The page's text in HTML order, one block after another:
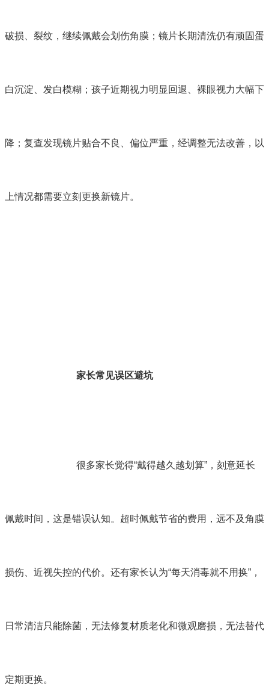
破损、裂纹，继续佩戴会划伤角膜；镜片长期清洗仍有顽固蛋
白沉淀、发白模糊；孩子近期视力明显回退、裸眼视力大幅下
降；复查发现镜片贴合不良、偏位严重，经调整无法改善，以
上情况都需要立刻更换新镜片。
家长常见误区避坑
很多家长觉得“戴得越久越划算”，刻意延长
佩戴时间，这是错误认知。超时佩戴节省的费用，远不及角膜
损伤、近视失控的代价。还有家长认为“每天消毒就不用换”，
日常清洁只能除菌，无法修复材质老化和微观磨损，无法替代
定期更换。